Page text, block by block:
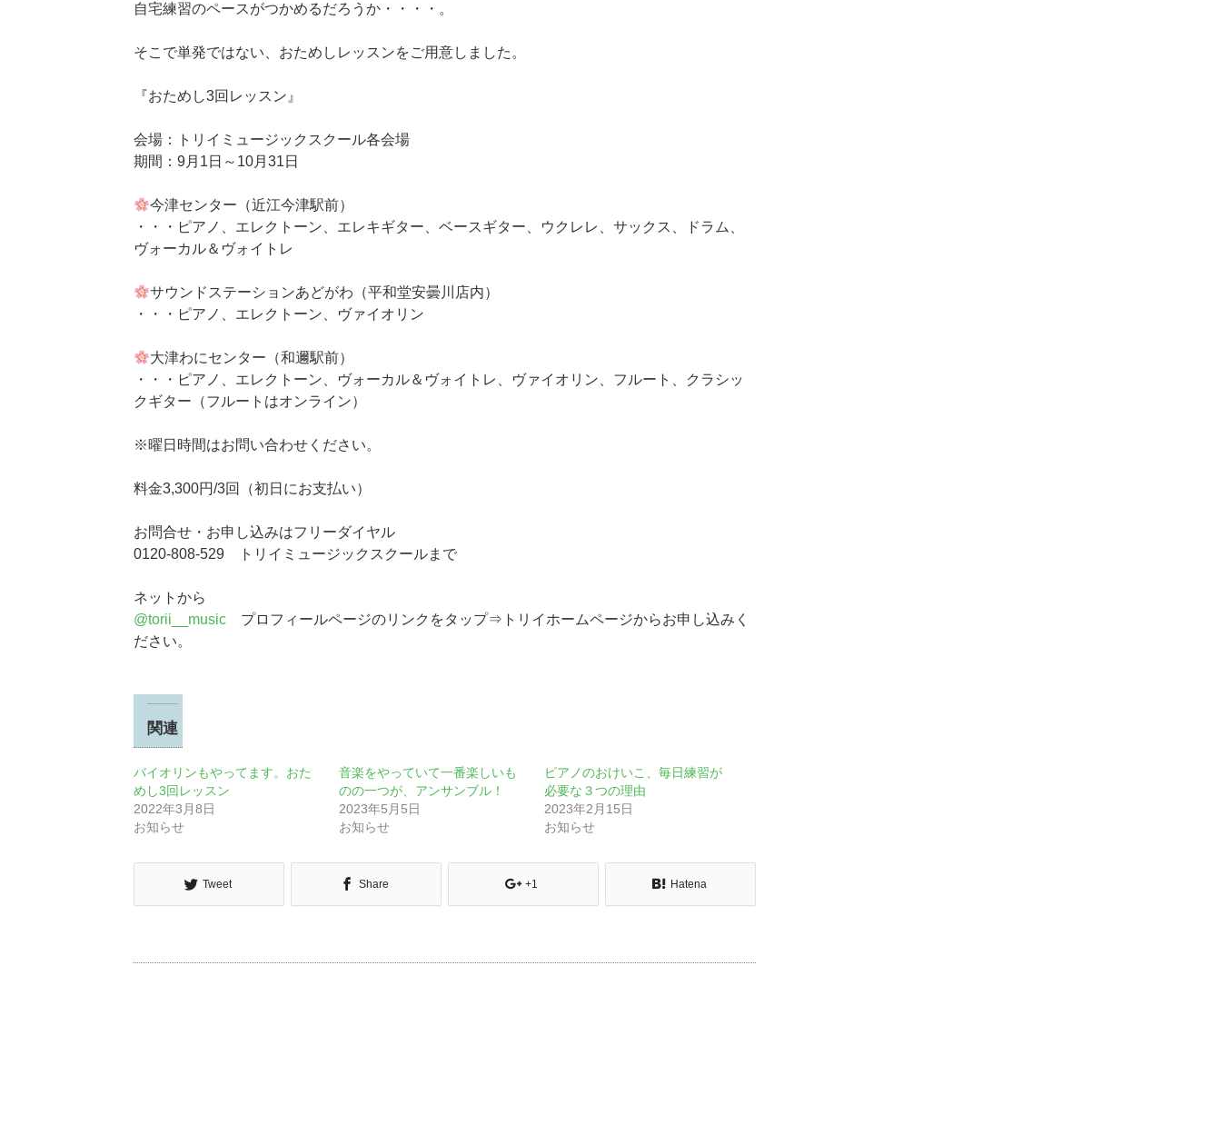
自宅練習のペースがつかめるだろうか・・・・。
そこで単発ではない、おためしレッスンをご用意しました。
『おためし3回レッスン』
会場：トリイミュージックスクール各会場
期間：9月1日～10月31日
今津センター（近江今津駅前）
・・・ピアノ、エレクトーン、エレキギター、ベースギター、ウクレレ、サックス、ドラム、
ヴォーカル＆ヴォイトレ
サウンドステーションあどがわ（平和堂安曇川店内）
・・・ピアノ、エレクトーン、ヴァイオリン
大津わにセンター（和邇駅前）
・・・ピアノ、エレクトーン、ヴォーカル＆ヴォイトレ、ヴァイオリン、フルート、クラシッ
クギター（フルートはオンライン）
※曜日時間はお問い合わせください。
料金3,300円/3回（初日にお支払い）
お問合せ・お申し込みはフリーダイヤル
0120-808-529 トリイミュージックスクールまで
ネットから
@torii__music プロフィールページのリンクをタップ⇒トリイホームページからお申し込みく
ださい。
関連
バイオリンもやってます。おた
めし3回レッスン
2022年3月8日
お知らせ
音楽をやっていて一番楽しいも
のの一つが、アンサンブル！
2023年5月5日
お知らせ
ピアノのおけいこ、毎日練習が
必要な３つの理由
2023年2月15日
お知らせ
Tweet Share +1 Hatena